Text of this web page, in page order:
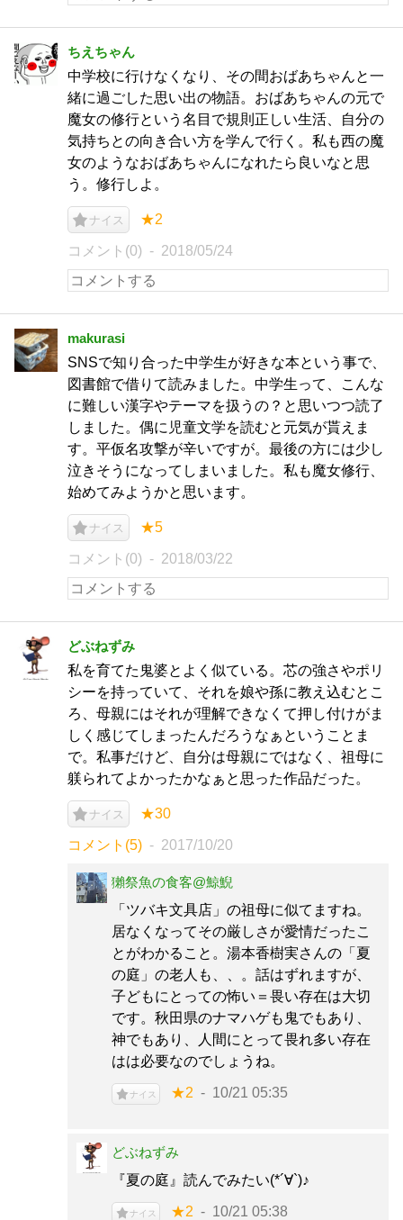
ちえちゃん
中学校に行けなくなり、その間おばあちゃんと一
緒に過ごした思い出の物語。おばあちゃんの元で
魔女の修行という名目で規則正しい生活、自分の
気持ちとの向き合い方を学んで行く。私も西の魔
女のようなおばあちゃんになれたら良いなと思
う。修行しよ。
ナイス ★2
コメント(0) 2018/05/24
makurasi
SNSで知り合った中学生が好きな本という事で、
図書館で借りて読みました。中学生って、こんな
に難しい漢字やテーマを扱うの？と思いつつ読了
しました。偶に児童文学を読むと元気が貰えま
す。平仮名攻撃が辛いですが。最後の方には少し
泣きそうになってしまいました。私も魔女修行、
始めてみようかと思います。
ナイス ★5
コメント(0) 2018/03/22
どぶねずみ
私を育てた鬼婆とよく似ている。芯の強さやポリ
シーを持っていて、それを娘や孫に教え込むとこ
ろ、母親にはそれが理解できなくて押し付けがま
しく感じてしまったんだろうなぁということま
で。私事だけど、自分は母親にではなく、祖母に
躾られてよかったかなぁと思った作品だった。
ナイス ★30
コメント(5) 2017/10/20
獺祭魚の食客@鯨鯢
「ツバキ文具店」の祖母に似てますね。
居なくなってその厳しさが愛情だったこ
とがわかること。湯本香樹実さんの「夏
の庭」の老人も、、。話はずれますが、
子どもにとっての怖い＝畏い存在は大切
です。秋田県のナマハゲも鬼でもあり、
神でもあり、人間にとって畏れ多い存在
はは必要なのでしょうね。
ナイス ★2 10/21 05:35
どぶねずみ
『夏の庭』読んでみたい(*´∀`)♪
ナイス ★2 10/21 05:38